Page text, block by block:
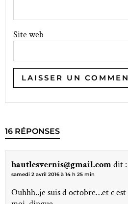
Site web
16 RÉPONSES
hautlesvernis@gmail.comdit :
samedi 2 avril 2016 à 14 h 25 min
Ouhhh..je suis d octobre…et c